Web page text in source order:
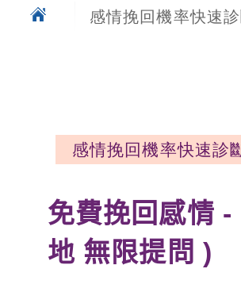
感情挽回機率快速
感情挽回機率快速診
免費挽回感情
地 無限提問 )